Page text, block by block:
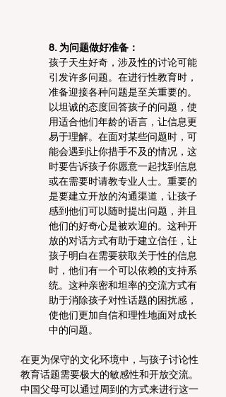
8. 为问题做好准备：
孩子天生好奇，涉及性的讨论可能
引发许多问题。在进行性教育时，
准备迎接各种问题是至关重要的。
以坦诚的态度回答孩子的问题，使
用适合他们年龄的语言，让信息更
易于理解。在面对某些问题时，可
能会遇到让你措手不及的情况，这
时要告诉孩子你愿意一起找到信息
或在需要时请教专业人士。重要的
是要建立开放的沟通渠道，让孩子
感到他们可以随时提出问题，并且
他们的好奇心是被欢迎的。这种开
放的对话方式有助于建立信任，让
孩子明白在需要获取关于性的信息
时，他们有一个可以依赖的支持系
统。这种亲密和坦率的交流方式有
助于消除孩子对性话题的困扰感，
使他们更加自信和理性地面对成长
中的问题。
在更为保守的文化环境中，与孩子讨论性
教育话题需要极大的敏感性和开放交流。
中国父母可以通过周到的方式来进行这一